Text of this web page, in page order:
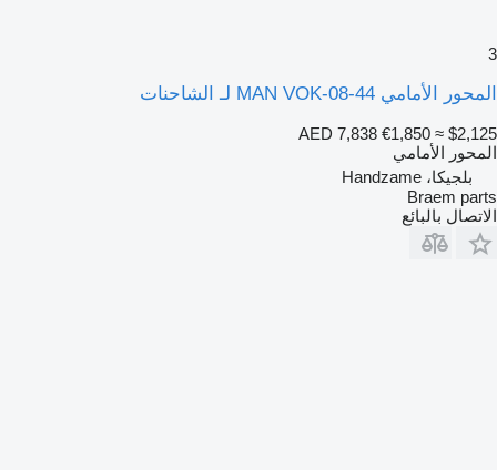
3
المحور الأمامي MAN VOK-08-44 لـ الشاحنات
AED 7,838 €1,850 ≈ $2,125
المحور الأمامي
بلجيكا، Handzame
Braem parts
الاتصال بالبائع